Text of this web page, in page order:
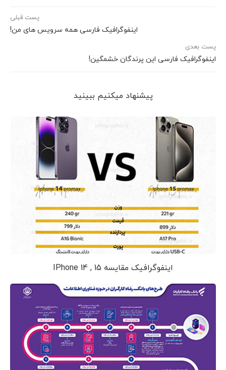
پست قبلی
اینفوگرافیک فارسی همه سرویس های من!
پست بعدی
اینفوگرافیک فارسی این پرندگان خشمگین!
پیشنهاد می‎کنیم ببینید
اینفوگرافیک مقایسه IPhone 14 , 15